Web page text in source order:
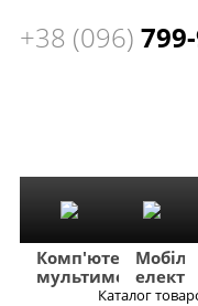
+38 (096)
Комп'ютери
мультимедіа
Каталог